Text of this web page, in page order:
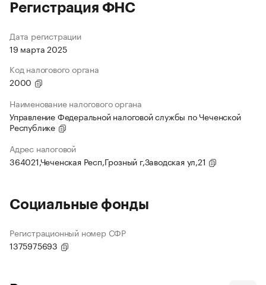
Регистрация ФНС
Дата регистрации
19 марта 2025
Код налогового органа
2000
Наименование налогового органа
Управление Федеральной налоговой службы по Чеченской
Республике
Адрес налоговой
364021,Чеченская Респ,Грозный г,Заводская ул,21
Социальные фонды
Регистрационный номер СФР
1375975693